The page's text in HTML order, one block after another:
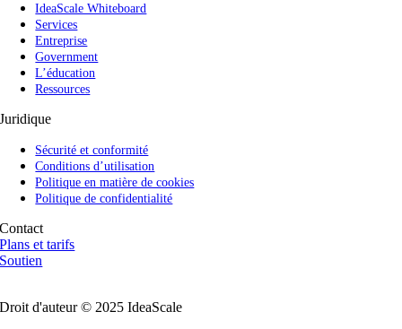
IdeaScale Whiteboard
Services
Entreprise
Government
L’éducation
Ressources
Juridique
Sécurité et conformité
Conditions d’utilisation
Politique en matière de cookies
Politique de confidentialité
Contact
Plans et tarifs
Soutien
Droit d'auteur © 2025 IdeaScale